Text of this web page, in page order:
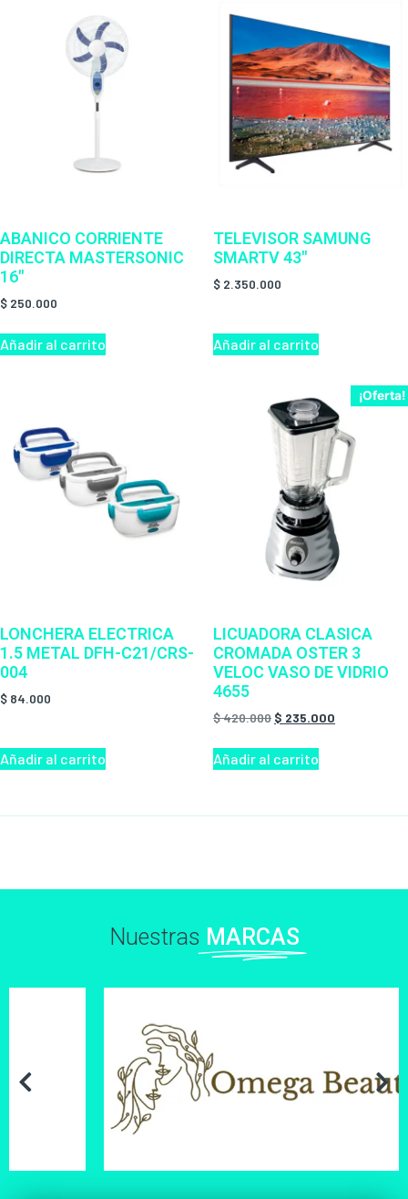
ABANICO CORRIENTE
DIRECTA MASTERSONIC
16″
$ 250.000
Añadir al carrito
TELEVISOR SAMUNG
SMARTV 43″
$ 2.350.000
Añadir al carrito
LONCHERA ELECTRICA
1.5 METAL DFH-C21/CRS-
004
$ 84.000
Añadir al carrito
¡Oferta!
LICUADORA CLASICA
CROMADA OSTER 3
VELOC VASO DE VIDRIO
4655
$420.000 $ 235.000
Añadir al carrito
Nuestras MARCAS